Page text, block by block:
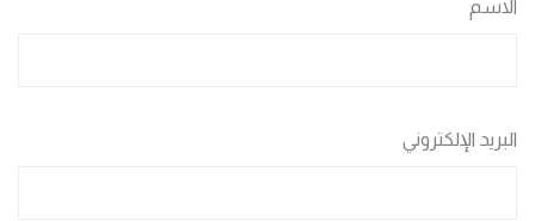
الاسم
البريد الإلكتروني